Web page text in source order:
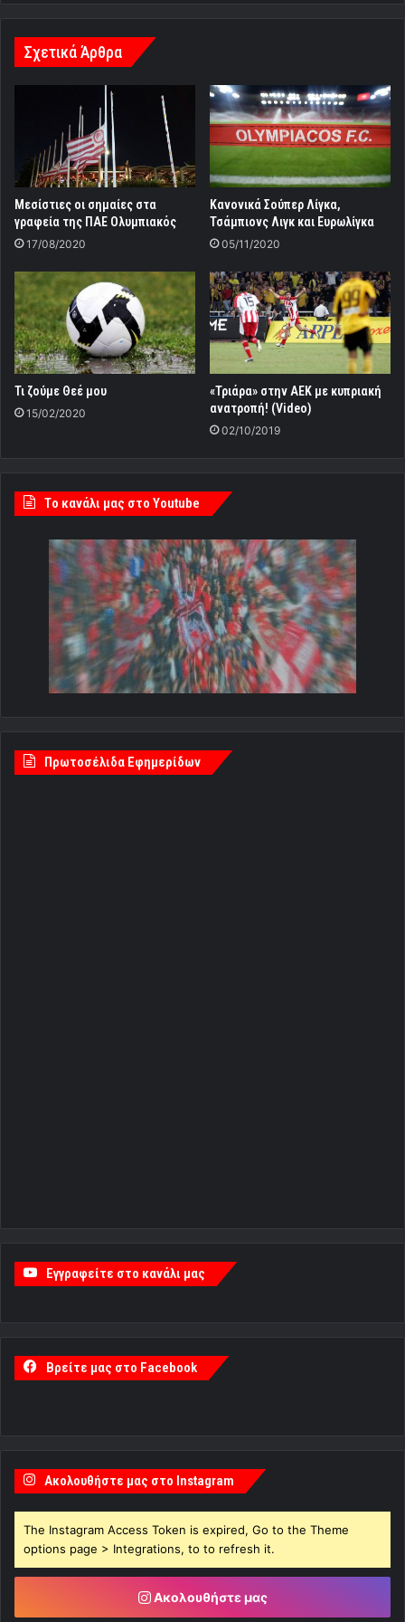
7[nideo]
Σχετικά Άρθρα
Μεσίστιες οι σημαίες στα
γραφεία της ΠΑΕ Ολυμπιακός
17/08/2020
Κανονικά Σούπερ Λίγκα,
Τσάμπιονς Λιγκ και Ευρωλίγκα
05/11/2020
Τι ζούμε Θεέ μου
15/02/2020
«Τριάρα» στην ΑΕΚ με κυπριακή
ανατροπή! (Video)
02/10/2019
Tο κανάλι μας στο Youtube
Πρωτοσέλιδα Εφημερίδων
Εγγραφείτε στο κανάλι μας
Βρείτε μας στο Facebook
Ακολουθήστε μας στο Instagram
The Instagram Access Token is expired, Go to the Theme
options page > Integrations, to to refresh it.
Ακολουθήστε μας